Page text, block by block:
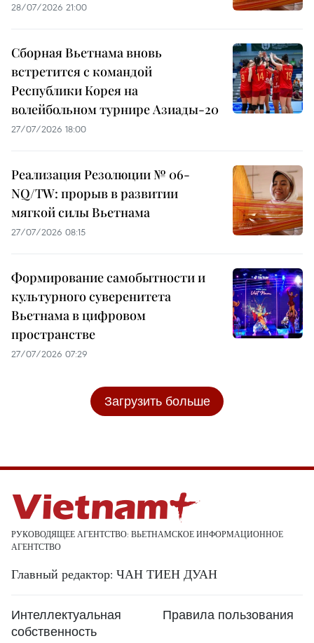
28/07/2026 21:00
Сборная Вьетнама вновь
встретится с командой
Республики Корея на
волейбольном турнире Азиады-20
27/07/2026 18:00
Реализация Резолюции № 06-
NQ/TW: прорыв в развитии
мягкой силы Вьетнама
27/07/2026 08:15
Формирование самобытности и
культурного суверенитета
Вьетнама в цифровом
пространстве
27/07/2026 07:29
Загрузить больше
РУКОВОДЯЩЕЕ АГЕНТСТВО: ВЬЕТНАМСКОЕ ИНФОРМАЦИОННОЕ
АГЕНТСТВО
Главный редактор: ЧАН ТИЕН ДУАН
Интеллектуальная
собственность
Правила пользования